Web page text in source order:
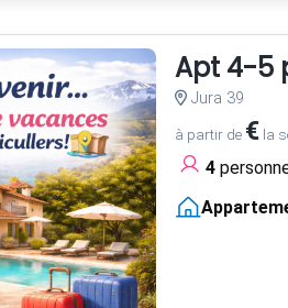
Apt 4-5
Jura 39
à partir de €la
4